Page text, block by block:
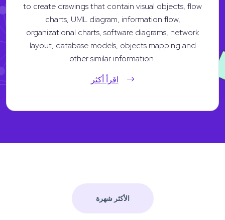
to create drawings that contain visual objects, flow
charts, UML diagram, information flow,
organizational charts, software diagrams, network
layout, database models, objects mapping and
other similar information.
اقرأ أكثر
الأكثر شهرة